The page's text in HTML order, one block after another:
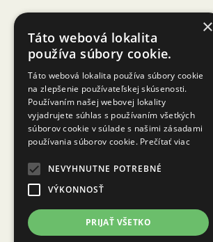
×
Táto webová lokalita
používa súbory cookie.
Táto webová lokalita používa súbory cookie
na zlepšenie používateľskej skúsenosti.
Používaním našej webovej lokality
vyjadrujete súhlas s používaním všetkých
súborov cookie v súlade s našimi zásadami
používania súborov cookie. Prečítať viac
NEVYHNUTNE POTREBNÉ
VÝKONNOSŤ
PRIJAŤ VŠETKO